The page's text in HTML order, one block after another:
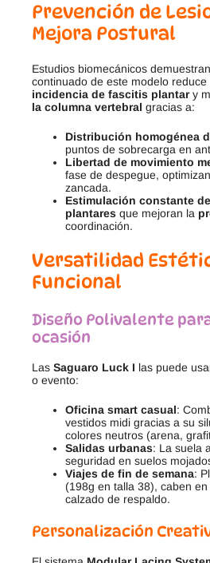
Prevención de
Mejora Postural
Estudios biomecánicos
continuado de este modelo reduce
incidencia de fascitis plantary
la columna vertebral gracias a:
Distribución homogénea
puntos de sobrecarga en
Libertad de movimiento
fase de despegue,
zancada.
Estimulación constante
plantares que mejoran la
coordinación.
Versatilidad
Funcional
Diseño Polivalente
ocasión
Las Saguaro Luck I las puede
o evento:
Oficina smart casual:
vestidos midi gracias a su
colores neutros (arena,
Salidas urbanas: La suela
seguridad en suelos
Viajes de fin de semana:
(198g en talla 38), caben
calzado de respaldo.
Personalización